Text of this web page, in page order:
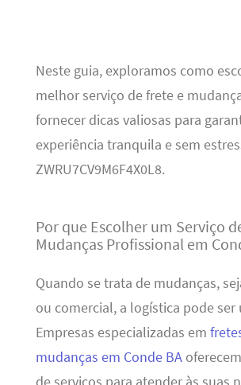
Neste guia, exploramos como
melhor serviço de frete e
fornecer dicas valiosas para
experiência tranquila e sem
ZWRU7CV9M6F4X0L8.
Por que Escolher um Serviço
Mudanças Profissional em
Quando se trata de mudanças,
ou comercial, a logística pode ser
Empresas especializadas em
mudanças em Conde BA
de serviços para atender às suas